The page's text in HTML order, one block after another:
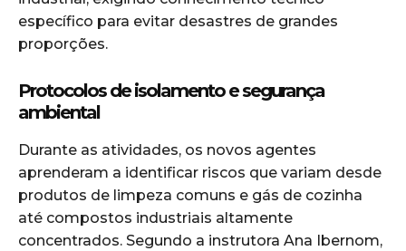
específico para evitar desastres de grandes
proporções.
Protocolos de isolamento e segurança
ambiental
Durante as atividades, os novos agentes
aprenderam a identificar riscos que variam desde
produtos de limpeza comuns e gás de cozinha
até compostos industriais altamente
concentrados. Segundo a instrutora Ana Ibernom,